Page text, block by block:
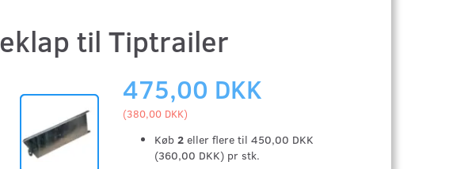
til Tiptrailer
475,00 DKK
(380,00 DKK)
Køb2 eller flere til450,00 DKK
(360,00 DKK) pr stk.